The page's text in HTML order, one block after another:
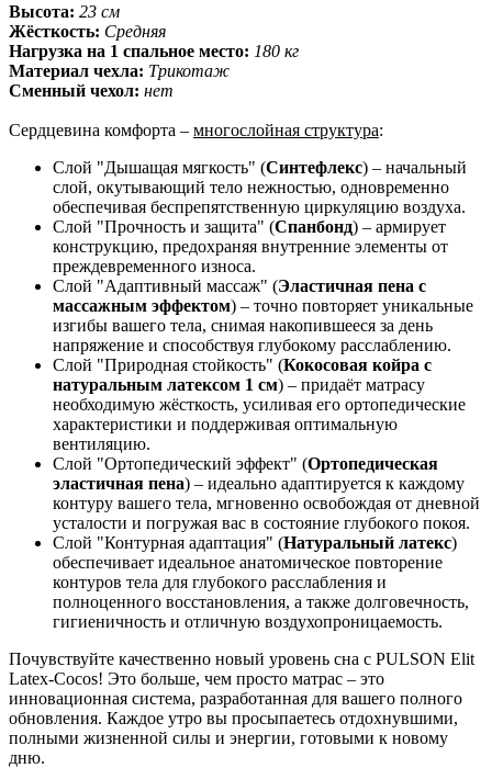
Высота: 23 см
Жёсткость: Средняя
Нагрузка на 1 спальное место: 180 кг
Материал чехла: Трикотаж
Сменный чехол: нет
Сердцевина комфорта – многослойная структура:
Слой "Дышащая мягкость" (Синтефлекс) – начальный
слой, окутывающий тело нежностью, одновременно
обеспечивая беспрепятственную циркуляцию воздуха.
Слой "Прочность и защита" (Спанбонд) – армирует
конструкцию, предохраняя внутренние элементы от
преждевременного износа.
Слой "Адаптивный массаж" (Эластичная пена с
массажным эффектом) – точно повторяет уникальные
изгибы вашего тела, снимая накопившееся за день
напряжение и способствуя глубокому расслаблению.
Слой "Природная стойкость" (Кокосовая койра с
натуральным латексом 1 см) – придаёт матрасу
необходимую жёсткость, усиливая его ортопедические
характеристики и поддерживая оптимальную
вентиляцию.
Слой "Ортопедический эффект" (Ортопедическая
эластичная пена) – идеально адаптируется к каждому
контуру вашего тела, мгновенно освобождая от дневной
усталости и погружая вас в состояние глубокого покоя.
Слой "Контурная адаптация" (Натуральный латекс)
обеспечивает идеальное анатомическое повторение
контуров тела для глубокого расслабления и
полноценного восстановления, а также долговечность,
гигиеничность и отличную воздухопроницаемость.
Почувствуйте качественно новый уровень сна с PULSON Elit
Latex-Cocos! Это больше, чем просто матрас – это
инновационная система, разработанная для вашего полного
обновления. Каждое утро вы просыпаетесь отдохнувшими,
полными жизненной силы и энергии, готовыми к новому
дню.